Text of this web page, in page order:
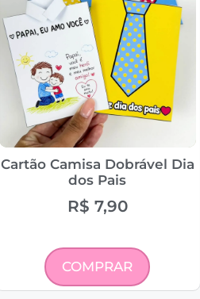
Cartão Camisa Dobrável Dia
dos Pais
R$ 7,90
COMPRAR